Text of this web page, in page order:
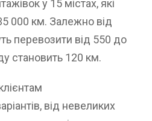
у 15 містах, які
000 км. Залежно від
перевозити від 550 до
становить 120 км.
від невеликих